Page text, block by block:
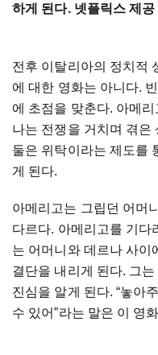
하게 된다. 넷플릭스 제공
전후 이탈리아의 정치적
에 대한 영화는 아니다.
에 초점을 맞춘다. 아메
나는 전쟁을 거치며 겪은
둘은 위탁이라는 제도를
게 된다.
아메리고는 그립던 어머
다르다. 아메리고를 기다
는 어머니와 데르나 사이
결단을 내리게 된다. 그
진심을 알게 된다. “놓아
수 있어”라는 말은 이 영